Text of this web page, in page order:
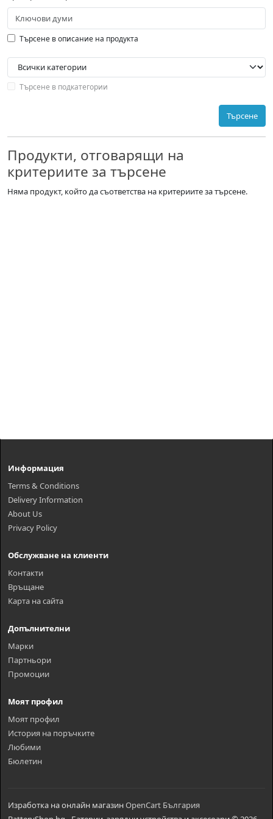
Търсене в описание на продукта
Търсене в подкатегории
Търсене
Продукти, отговарящи на
критериите за търсене
Няма продукт, който да съответства на критериите за търсене.
Информация
Terms & Conditions
Delivery Information
About Us
Privacy Policy
Обслужване на клиенти
Контакти
Връщане
Карта на сайта
Допълнителни
Марки
Партньори
Промоции
Моят профил
Моят профил
История на поръчките
Любими
Бюлетин
Изработка на онлайн магазинOpenCart България